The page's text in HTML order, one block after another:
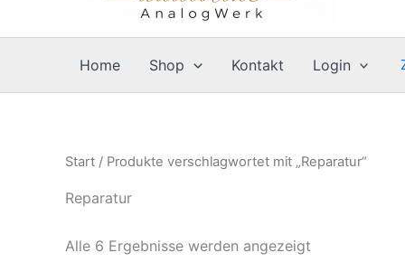
Home Shop Kontakt Login
Start / Produkte verschlagwortet mit „Reparatur“
Reparatur
Alle 6 Ergebnisse werden angezeigt